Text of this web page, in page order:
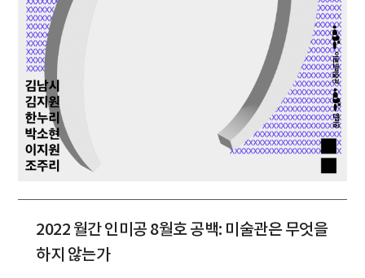
2022 월간 인미공 8월호 공백: 미술관은 무엇을
하지 않는가